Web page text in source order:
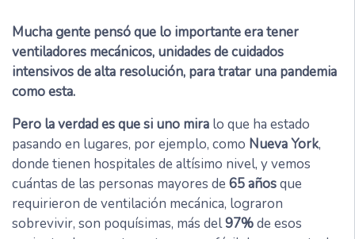
Mucha gente pensó que lo importante era tener
ventiladores mecánicos, unidades de cuidados
intensivos de alta resolución, para tratar una pandemia
como esta.
Pero la verdad es que si uno mira lo que ha estado
pasando en lugares, por ejemplo, como Nueva York,
donde tienen hospitales de altísimo nivel, y vemos
cuántas de las personas mayores de 65 añosque
requirieron de ventilación mecánica, lograron
sobrevivir, son poquísimas, más del97%de esos